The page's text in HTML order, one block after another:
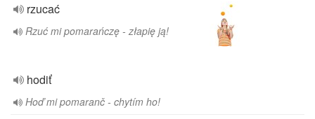
rzucać
Rzuć mi pomarańczę - złapię ją!
hodiť
Hoď mi pomaranč - chytím ho!